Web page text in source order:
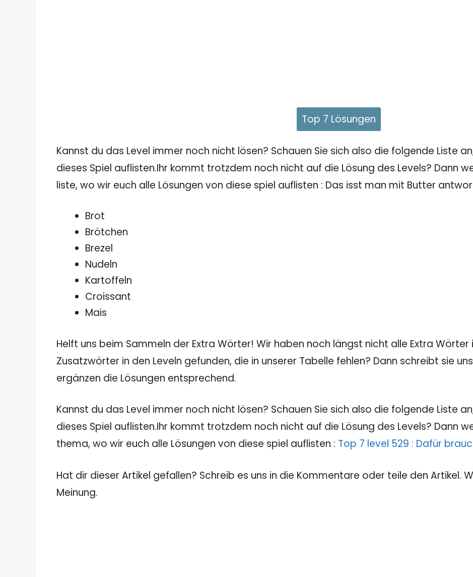
Top 7 Lösungen
Kannst du das Level immer noch nicht lösen? Schauen Sie sich also die folgende Liste
dieses Spiel auflisten.Ihr kommt trotzdem noch nicht auf die Lösung des Levels? Dann
liste, wo wir euch alle Lösungen von diese spiel auflisten : Das isst man mit Butter
Brot
Brötchen
Brezel
Nudeln
Kartoffeln
Croissant
Mais
Helft uns beim Sammeln der Extra Wörter! Wir haben noch längst nicht alle Extra
Zusatzwörter in den Leveln gefunden, die in unserer Tabelle fehlen? Dann schreibt sie
ergänzen die Lösungen entsprechend.
Kannst du das Level immer noch nicht lösen? Schauen Sie sich also die folgende Liste
dieses Spiel auflisten.Ihr kommt trotzdem noch nicht auf die Lösung des Levels? Dann
thema, wo wir euch alle Lösungen von diese spiel auflisten : Top 7 level 529 : Dafür
Hat dir dieser Artikel gefallen? Schreib es uns in die Kommentare oder teile den Artikel.
Meinung.